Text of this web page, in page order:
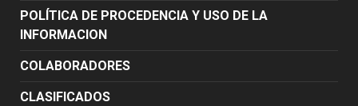
POLÍTICA DE PROCEDENCIA Y USO DE LA
INFORMACION
COLABORADORES
CLASIFICADOS